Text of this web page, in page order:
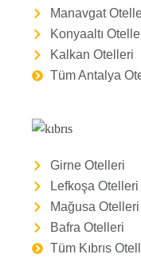
Manavgat
Konyaaltı
Kalkan Otelleri
Tüm Antalya
Girne Otelleri
Lefkoşa Otelleri
Mağusa Otelleri
Bafra Otelleri
Tüm Kıbrıs